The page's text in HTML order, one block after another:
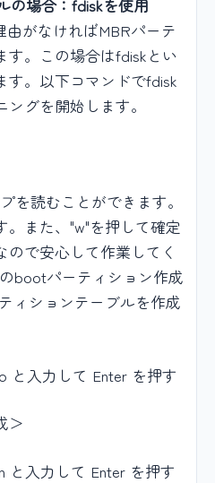
の場合：fdiskを使用
がなければMBRパーテ
す。この場合はfdiskとい
す。以下コマンドでfdisk
グを開始します。
を読むことができます。
また、"w"を押して確定
で安心して作業してく
bootパーティション作成
ィションテーブルを作成
と入力して Enter を押す
＞
と入力して Enter を押す